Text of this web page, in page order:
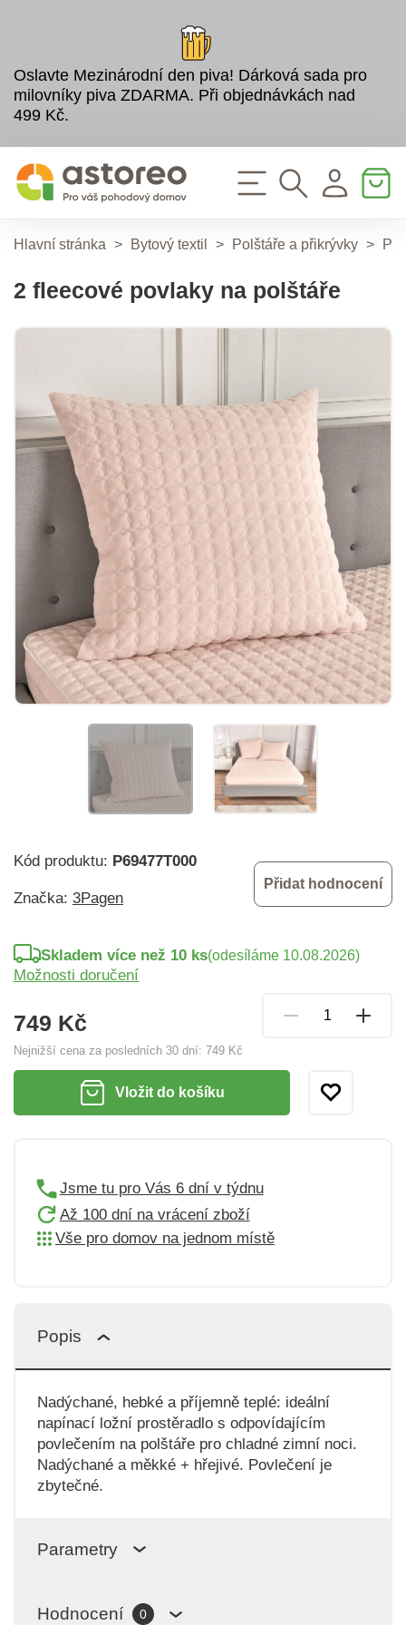
Oslavte Mezinárodní den piva! Dárková sada pro
milovníky piva ZDARMA. Při objednávkách nad
499 Kč.
Hlavní stránka > Bytový textil > Polštáře a přikrývky >
2 fleecové povlaky na polštáře
Kód produktu: P69477T000
Značka: 3Pagen
Přidat hodnocení
749 Kč
Nejnižší cena za posledních 30 dní: 749 Kč
Skladem více než 10 ks(odesíláme 10.08.2026)
Možnosti doručení
Vložit do košíku
Jsme tu pro Vás 6 dní v týdnu
Až 100 dní na vrácení zboží
Vše pro domov na jednom místě
Popis
Nadýchané, hebké a příjemně teplé: ideální
napínací ložní prostěradlo s odpovídajícím
povlečením na polštáře pro chladné zimní noci.
Nadýchané a měkké + hřejivé. Povlečení je
zbytečné.
Parametry
Hodnocení 0